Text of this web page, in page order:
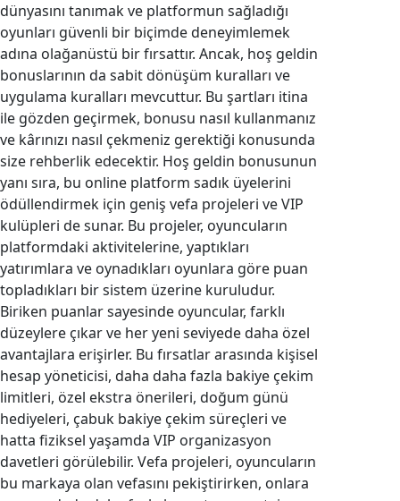
dünyasını tanımak ve platformun sağladığı
oyunları güvenli bir biçimde deneyimlemek
adına olağanüstü bir fırsattır. Ancak, hoş geldin
bonuslarının da sabit dönüşüm kuralları ve
uygulama kuralları mevcuttur. Bu şartları itina
ile gözden geçirmek, bonusu nasıl kullanmanız
ve kârınızı nasıl çekmeniz gerektiği konusunda
size rehberlik edecektir. Hoş geldin bonusunun
yanı sıra, bu online platform sadık üyelerini
ödüllendirmek için geniş vefa projeleri ve VIP
kulüpleri de sunar. Bu projeler, oyuncuların
platformdaki aktivitelerine, yaptıkları
yatırımlara ve oynadıkları oyunlara göre puan
topladıkları bir sistem üzerine kuruludur.
Biriken puanlar sayesinde oyuncular, farklı
düzeylere çıkar ve her yeni seviyede daha özel
avantajlara erişirler. Bu fırsatlar arasında kişisel
hesap yöneticisi, daha daha fazla bakiye çekim
limitleri, özel ekstra önerileri, doğum günü
hediyeleri, çabuk bakiye çekim süreçleri ve
hatta fiziksel yaşamda VIP organizasyon
davetleri görülebilir. Vefa projeleri, oyuncuların
bu markaya olan vefasını pekiştirirken, onlara